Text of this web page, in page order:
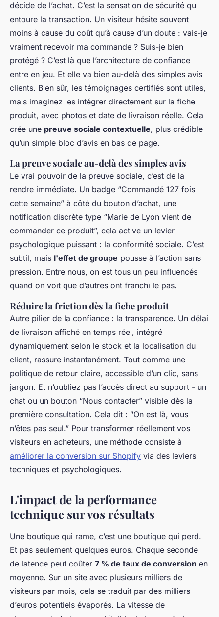
décide de l’achat. C’est la sensation de sécurité qui
entoure la transaction. Un visiteur hésite souvent
moins à cause du coût qu’à cause d’un doute : vais-je
vraiment recevoir ma commande ? Suis-je bien
protégé ? C’est là que l’architecture de confiance
entre en jeu. Et elle va bien au-delà des simples avis
clients. Bien sûr, les témoignages certifiés sont utiles,
mais imaginez les intégrer directement sur la fiche
produit, avec photos et date de livraison réelle. Cela
crée une preuve sociale contextuelle, plus crédible
qu’un simple bloc d’avis en bas de page.
La preuve sociale au-delà des simples avis
Le vrai pouvoir de la preuve sociale, c’est de la
rendre immédiate. Un badge “Commandé 127 fois
cette semaine” à côté du bouton d’achat, une
notification discrète type “Marie de Lyon vient de
commander ce produit”, cela active un levier
psychologique puissant : la conformité sociale. C’est
subtil, mais l'effet de groupe pousse à l’action sans
pression. Entre nous, on est tous un peu influencés
quand on voit que d’autres ont franchi le pas.
Réduire la friction dès la fiche produit
Autre pilier de la confiance : la transparence. Un délai
de livraison affiché en temps réel, intégré
dynamiquement selon le stock et la localisation du
client, rassure instantanément. Tout comme une
politique de retour claire, accessible d’un clic, sans
jargon. Et n’oubliez pas l’accès direct au support - un
chat ou un bouton “Nous contacter” visible dès la
première consultation. Cela dit : “On est là, vous
n’êtes pas seul.” Pour transformer réellement vos
visiteurs en acheteurs, une méthode consiste à
améliorer la conversion sur Shopify via des leviers
techniques et psychologiques.
L'impact de la performance
technique sur vos résultats
Une boutique qui rame, c’est une boutique qui perd.
Et pas seulement quelques euros. Chaque seconde
de latence peut coûter 7 % de taux de conversion en
moyenne. Sur un site avec plusieurs milliers de
visiteurs par mois, cela se traduit par des milliers
d’euros potentiels évaporés. La vitesse de